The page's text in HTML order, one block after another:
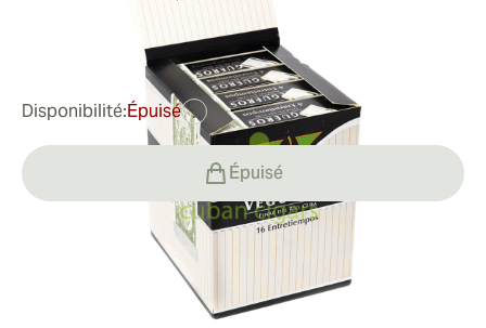
0 Commentaires
était128,19 €-28%
Disponibilité:Épuisé ?
Épuisé
Vous avez des questions ?
Expertise à portée de clic